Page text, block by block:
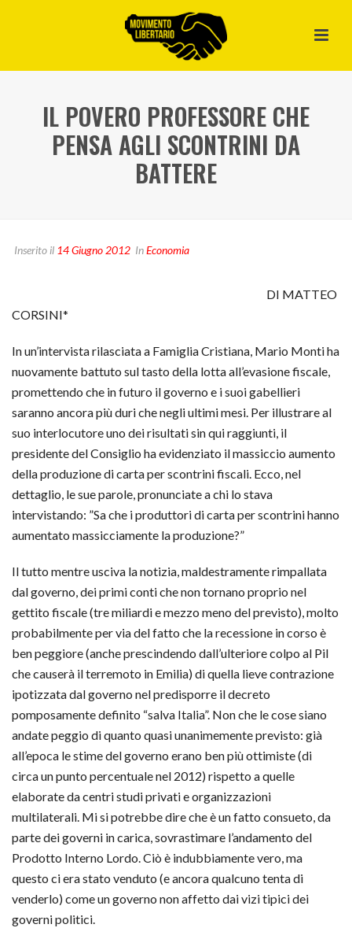
IL POVERO PROFESSORE CHE
PENSA AGLI SCONTRINI DA
BATTERE
Inserito il 14 Giugno 2012 InEconomia
DI MATTEO
CORSINI*
In un’intervista rilasciata a Famiglia Cristiana, Mario Monti ha
nuovamente battuto sul tasto della lotta all’evasione fiscale,
promettendo che in futuro il governo e i suoi gabellieri
saranno ancora più duri che negli ultimi mesi. Per illustrare al
suo interlocutore uno dei risultati sin qui raggiunti, il
presidente del Consiglio ha evidenziato il massiccio aumento
della produzione di carta per scontrini fiscali. Ecco, nel
dettaglio, le sue parole, pronunciate a chi lo stava
intervistando: ”Sa che i produttori di carta per scontrini hanno
aumentato massicciamente la produzione?”
Il tutto mentre usciva la notizia, maldestramente rimpallata
dal governo, dei primi conti che non tornano proprio nel
gettito fiscale (tre miliardi e mezzo meno del previsto), molto
probabilmente per via del fatto che la recessione in corso è
ben peggiore (anche prescindendo dall’ulteriore colpo al Pil
che causerà il terremoto in Emilia) di quella lieve contrazione
ipotizzata dal governo nel predisporre il decreto
pomposamente definito “salva Italia”. Non che le cose siano
andate peggio di quanto quasi unanimemente previsto: già
all’epoca le stime del governo erano ben più ottimiste (di
circa un punto percentuale nel 2012) rispetto a quelle
elaborate da centri studi privati e organizzazioni
multilaterali. Mi si potrebbe dire che è un fatto consueto, da
parte dei governi in carica, sovrastimare l’andamento del
Prodotto Interno Lordo. Ciò è indubbiamente vero, ma
questo ci era stato venduto (e ancora qualcuno tenta di
venderlo) come un governo non affetto dai vizi tipici dei
governi politici.